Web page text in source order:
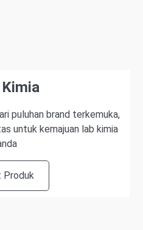
puluhan brand terkemuka,
untuk kemajuan lab kimia
Produk